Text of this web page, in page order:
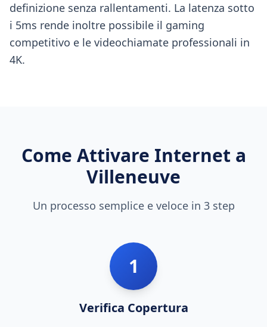
definizione senza rallentamenti. La latenza sotto
i 5ms rende inoltre possibile il gaming
competitivo e le videochiamate professionali in
4K.
Come Attivare Internet a
Villeneuve
Un processo semplice e veloce in 3 step
1
Verifica Copertura